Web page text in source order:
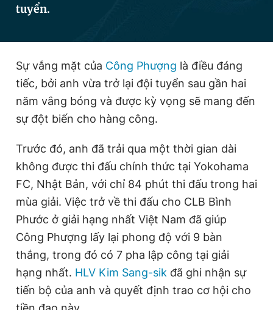
Hotline
0906 645 777
Liên hệ quảng cáo
0908 780 404
Đặt báo Quảng cáo RSS
Phó tổng biên tập thường trực: Hải Thành
Phó tổng biên tập: Lâm Hiếu Dũng
Phó tổng biên tập: Trần Việt Hưng
Tổng thư ký tòa soạn: Đức Trung
Giấy phép xuất bản số 110/GP - BTTTT cấp ngày 24.3.2020
© 2003-2026 Bản quyền thuộc về Báo Thanh Niên. Cấm sao
chép dưới mọi hình thức nếu không có sự chấp thuận bằng văn
bản. Phát triển bởi ePi Technologies, JSC.
tuyển.
Sự vắng mặt của Công Phượng là điều đáng
tiếc, bởi anh vừa trở lại đội tuyển sau gần hai
năm vắng bóng và được kỳ vọng sẽ mang đến
sự đột biến cho hàng công.
Trước đó, anh đã trải qua một thời gian dài
không được thi đấu chính thức tại Yokohama
FC, Nhật Bản, với chỉ 84 phút thi đấu trong hai
mùa giải. Việc trở về thi đấu cho CLB Bình
Phước ở giải hạng nhất Việt Nam đã giúp
Công Phượng lấy lại phong độ với 9 bàn
thắng, trong đó có 7 pha lập công tại giải
hạng nhất. HLV Kim Sang-sik đã ghi nhận sự
tiến bộ của anh và quyết định trao cơ hội cho